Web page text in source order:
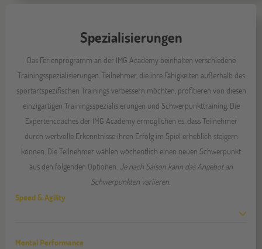
Spezialisierungen
Das Ferienprogramm an der IMG Academy beinhalten verschiedene
Trainingsspezialisierungen. Teilnehmer, die ihre Fähigkeiten außerhalb des
sportartspezifischen Trainings verbessern möchten, profitieren von diesen
einzigartigen Trainingsspezialisierungen und Schwerpunkttraining. Die
Expertencoaches der IMG Academy ermöglichen es, dass Teilnehmer
durch wertvolle Erkenntnisse ihren Erfolg im Spiel erheblich steigern
können. Die Teilnehmer wählen wöchentlich einen neuen Schwerpunkt
aus den folgenden Optionen. Je nach Saison kann das Angebot an
Schwerpunkten variieren.
Speed & Agility
Mental Performance